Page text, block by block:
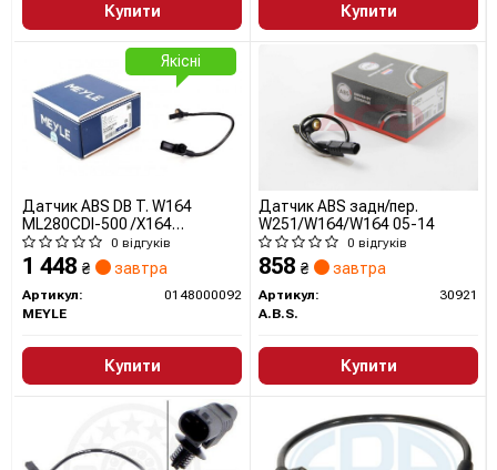
Купити Купити
Датчик ABS DB T. W164
ML280CDI-500 /X164
GL320CDI-500/W251 R280-
600 06- LE/PR 0148000092
MEYLE
0 відгуків
1 448 ₴ завтра
Артикул:
0148000092
MEYLE
Купити
Якісні
Датчик ABS задн/пер.
W251/W164/W164 05-14
0 відгуків
858 ₴ завтра
Артикул:
30921
A.B.S.
Купити